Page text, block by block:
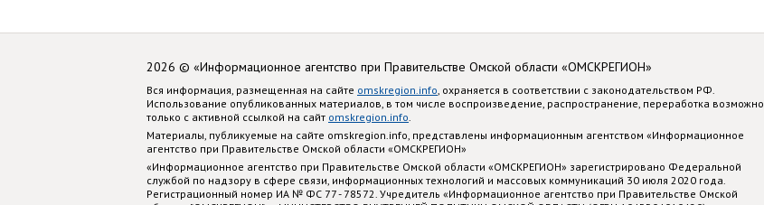
2026 © «Информационное агентство при Правительстве Омской области «ОМСКРЕГИОН»
Вся информация, размещенная на сайте omskregion.info , охраняется в соответствии с законодательством РФ.
Использование опубликованных материалов, в том числе воспроизведение, распространение, переработка возможно
только с активной ссылкой на сайт omskregion.info
Материалы, публикуемые на сайте omskregion.info, представлены информационным агентством «Информационное
агентство при Правительстве Омской области «ОМСКРЕГИОН»
«Информационное агентство при Правительстве Омской области «ОМСКРЕГИОН» зарегистрировано Федеральной
службой по надзору в сфере связи, информационных технологий и массовых коммуникаций 30 июля 2020 года.
Регистрационный номер ИА № ФС 77 - 78572. Учредитель «Информационное агентство при Правительстве Омской